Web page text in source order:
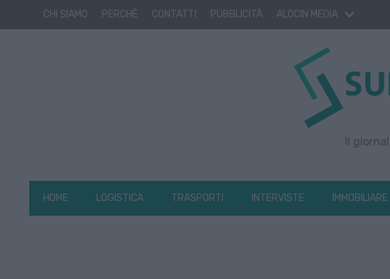
CHI SIAMO PERCHÈ CONTATTI PUBBLICITÀ ALOCIN MEDIA
Il
HOME LOGISTICA TRASPORTI INTERVISTE IMMOBILIARE